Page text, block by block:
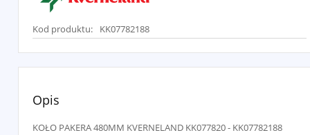
Kod produktu: KK07782188
Opis
KOŁO PAKERA 480MM KVERNELAND KK077820 - KK07782188